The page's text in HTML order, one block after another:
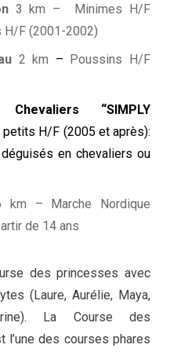
3 km – Minimes H/F
H/F (2001-2002)
2 km – Poussins H/F
“SIMPLY
H/F (2005 et après):
en chevaliers ou
km – Marche Nordique
de 14 ans
des princesses avec
(Laure, Aurélie, Maya,
La Course des
l’une des courses phares